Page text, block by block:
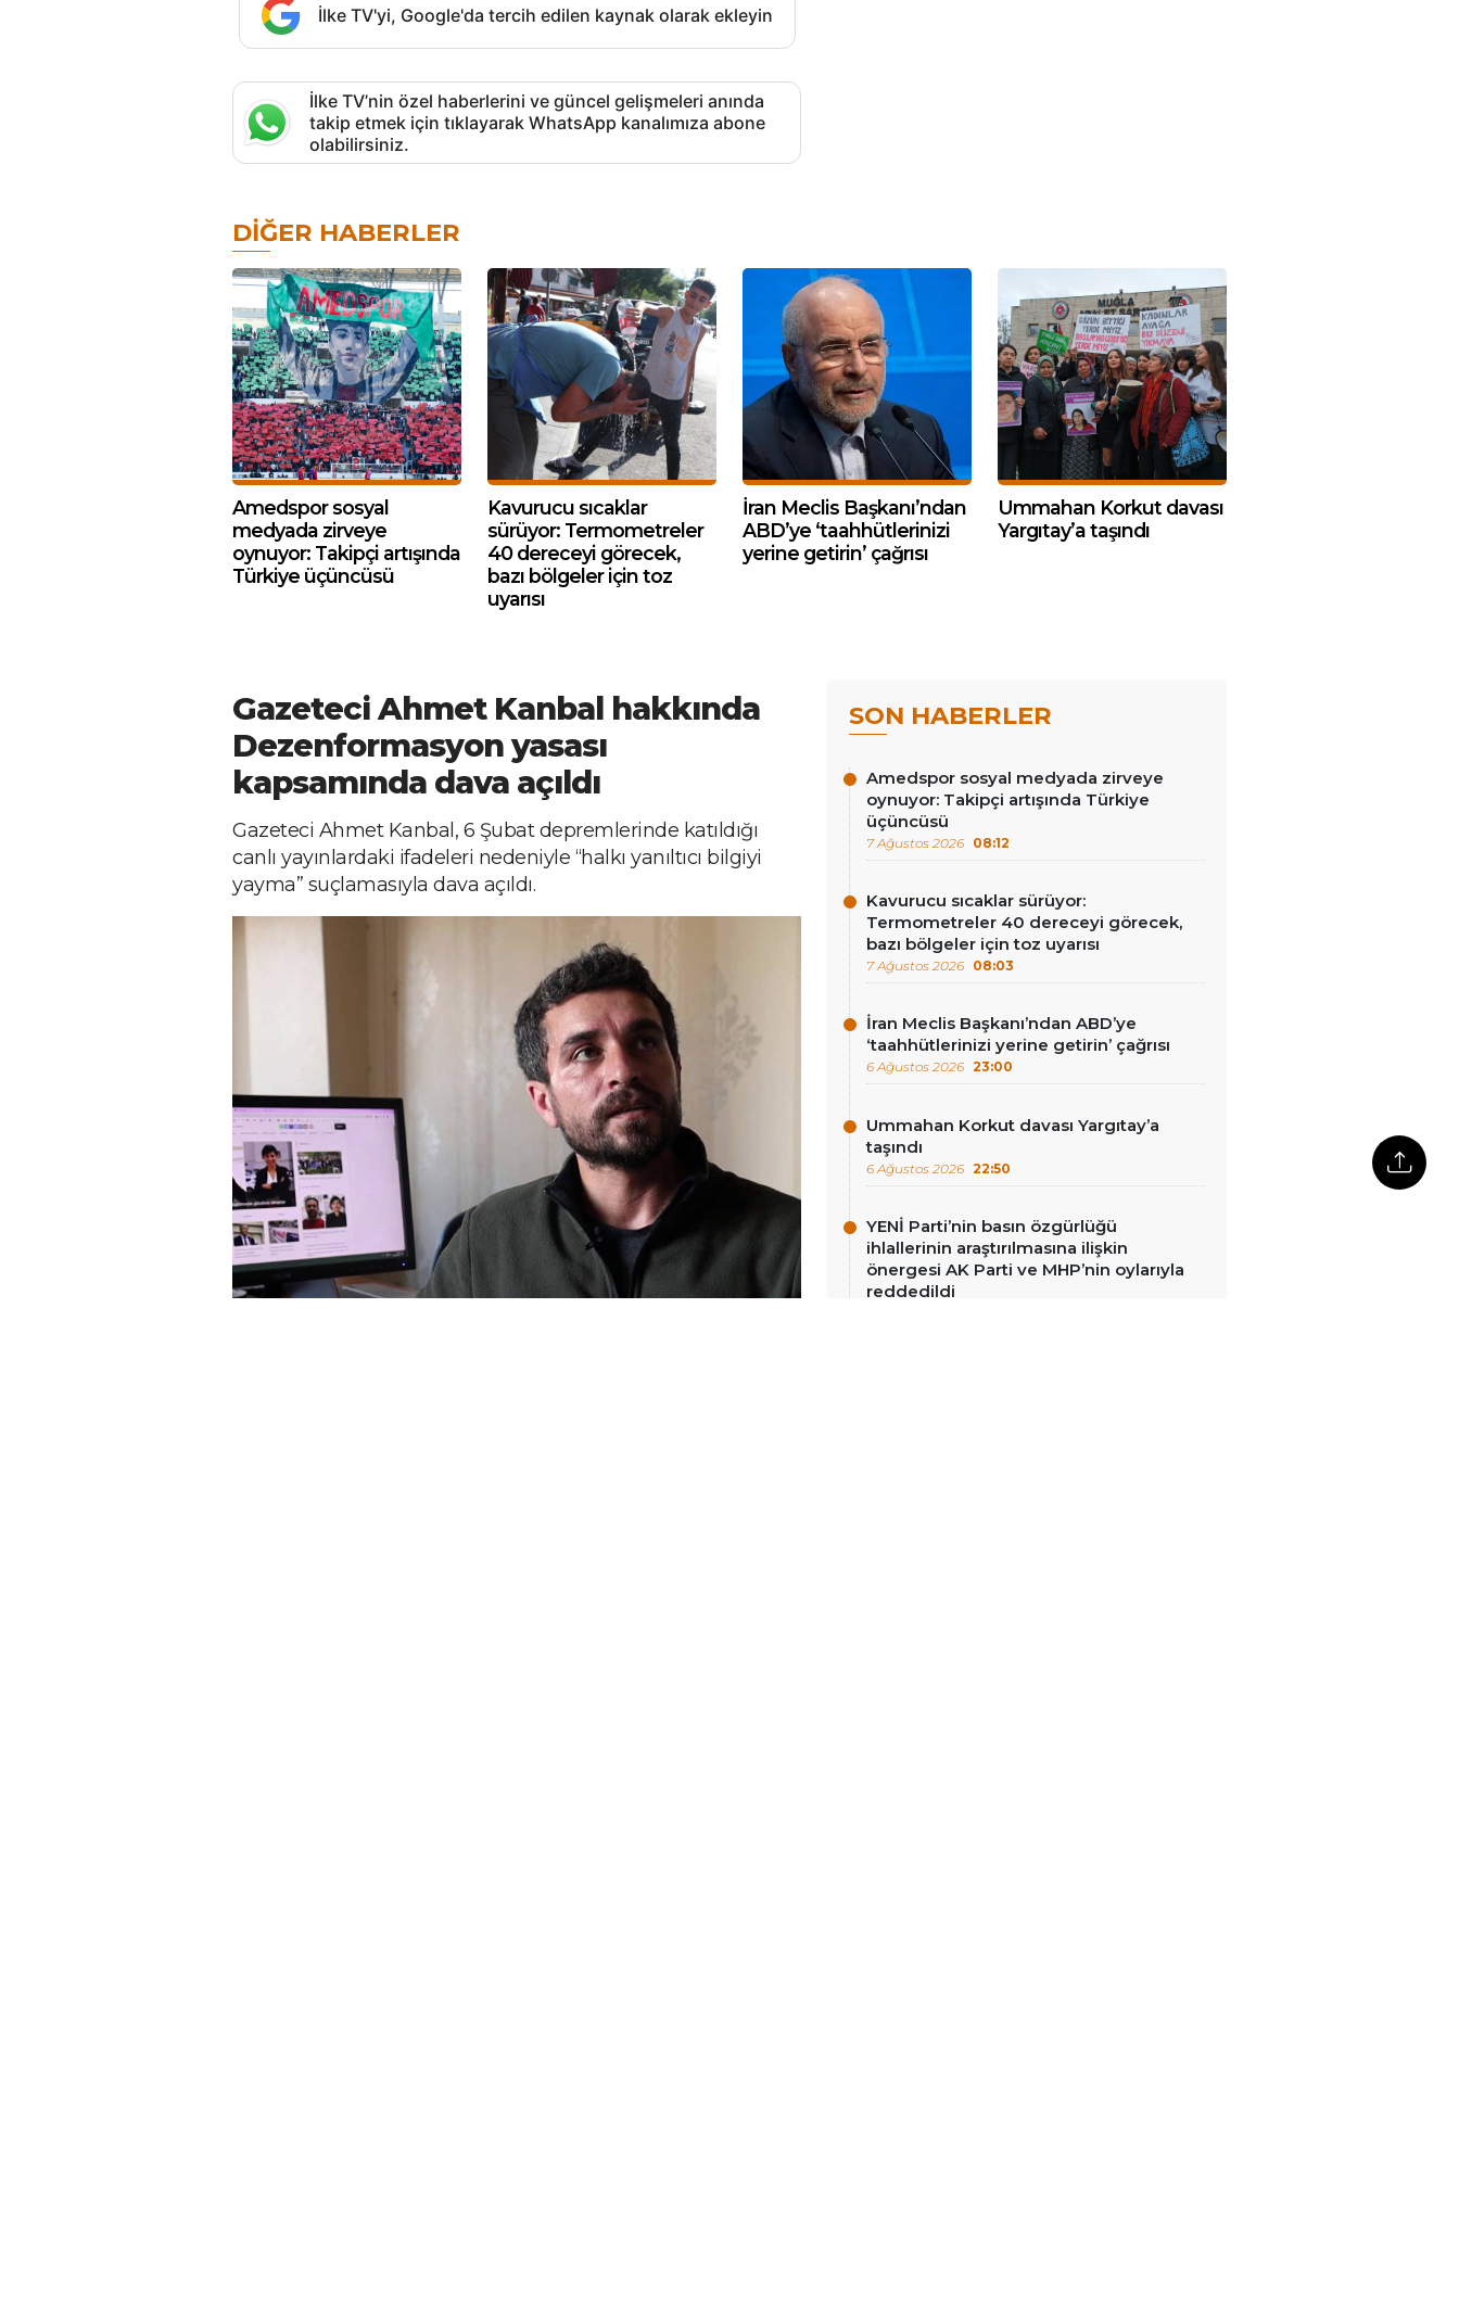
İlke TV'yi, Google'da tercih edilen kaynak olarak ekleyin
İlke TV’nin özel haberlerini ve güncel gelişmeleri anında
takip etmek için tıklayarak WhatsApp kanalımıza abone
olabilirsiniz.
DIĞER HABERLER
Amedspor sosyal
medyada zirveye
oynuyor: Takipçi artışında
Türkiye üçüncüsü
Kavurucu sıcaklar
sürüyor: Termometreler
40 dereceyi görecek,
bazı bölgeler için toz
uyarısı
İran Meclis Başkanı’ndan
ABD’ye ‘taahhütlerinizi
yerine getirin’ çağrısı
Ummahan Korkut davası
Yargıtay’a taşındı
Gazeteci Ahmet Kanbal hakkında
Dezenformasyon yasası
kapsamında dava açıldı
Gazeteci Ahmet Kanbal, 6 Şubat depremlerinde katıldığı
canlı yayınlardaki ifadeleri nedeniyle “halkı yanıltıcı bilgiyi
yayma” suçlamasıyla dava açıldı.
SON HABERLER
Amedspor sosyal medyada zirveye
oynuyor: Takipçi artışında Türkiye
üçüncüsü
7 Ağustos 2026 08:12
Kavurucu sıcaklar sürüyor:
Termometreler 40 dereceyi görecek,
bazı bölgeler için toz uyarısı
7 Ağustos 2026 08:03
İran Meclis Başkanı’ndan ABD’ye
‘taahhütlerinizi yerine getirin’ çağrısı
6 Ağustos 2026 23:00
Ummahan Korkut davası Yargıtay’a
taşındı
6 Ağustos 2026 22:50
YENİ Parti’nin basın özgürlüğü
ihlallerinin araştırılmasına ilişkin
önergesi AK Parti ve MHP’nin oylarıyla
reddedildi